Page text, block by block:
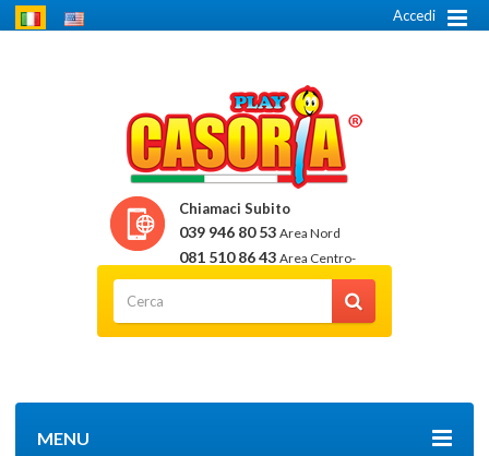
Accedi
Chiamaci Subito
039 946 80 53 Area Nord
081 510 86 43 Area Centro-
Sud
MENU